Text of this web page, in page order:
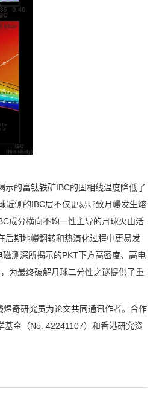
示的富钛铁矿IBC的固相线温度降低了
近侧的IBC层不仅更易导致月幔发生熔
成分横向不均一性主导的月球火山活
后期地幔翻转和热演化过程中更易发
测深所揭示的PKT下方高密度、高电
为最终破解月球二分性之谜提供了重
奇研究员为论文共同通讯作者。合作
基金（No. 42241107）和香港研究资